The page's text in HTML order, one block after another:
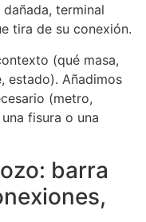
terminal
tira de su conexión.
(qué masa,
estado). Añadimos
(metro,
fisura o una
barra
ECLAIR